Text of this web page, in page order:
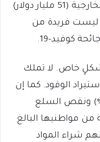
لا يمكن تحمّلها من الديون الخارجية (51 مليار دولار)
فريدة من
كوفيد-19.
خاص. لا تملك
الوقود. كما إن
معدلات التضخم (54%) ونقص السلع
من مواطنيها البالغ
شراء المواد